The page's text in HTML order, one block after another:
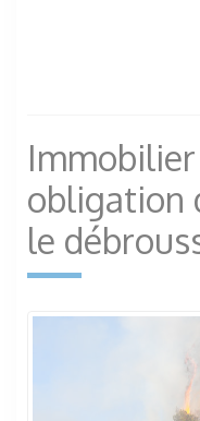
obligation
le